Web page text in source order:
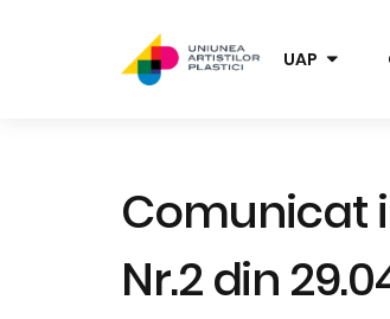
UAP
Comunicat
Nr.2 din